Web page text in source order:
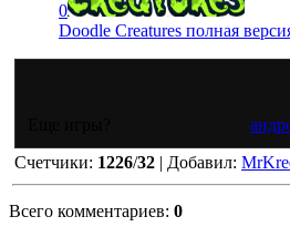
0
Doodle Creatures полная
Счетчики: 1226/32 | Добавил:
Всего комментариев: 0